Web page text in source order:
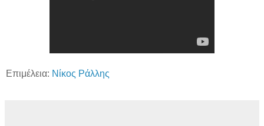
Επιμέλεια: Νίκος Ράλλης